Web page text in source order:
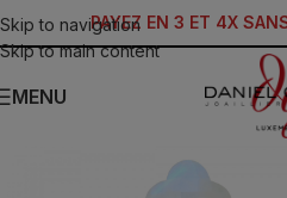
Skip to navigation
Skip to main content
PAYEZ EN 3 ET 4X
MENU